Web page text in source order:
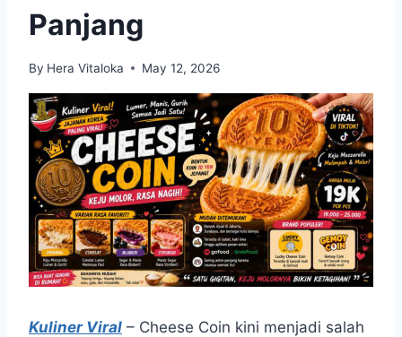
Panjang
By Hera Vitaloka May 12, 2026
Kuliner Viral – Cheese Coin kini menjadi salah